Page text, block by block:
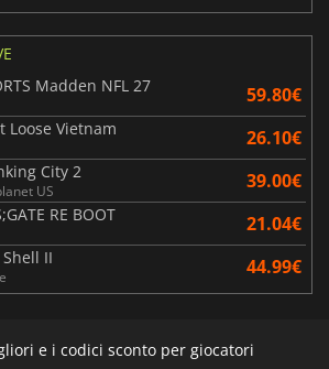
Madden NFL 27
59.80€
Loose Vietnam 26.10€
City 2
US 39.00€
RE BOOT 21.04€
II 44.99€
e i codici sconto per giocatori